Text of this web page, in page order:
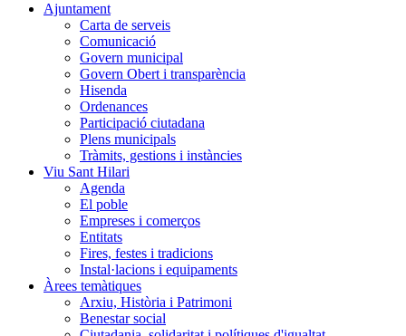
Ajuntament
Carta de serveis
Comunicació
Govern municipal
Govern Obert i transparència
Hisenda
Ordenances
Participació ciutadana
Plens municipals
Tràmits, gestions i instàncies
Viu Sant Hilari
Agenda
El poble
Empreses i comerços
Entitats
Fires, festes i tradicions
Instal·lacions i equipaments
Àrees temàtiques
Arxiu, Història i Patrimoni
Benestar social